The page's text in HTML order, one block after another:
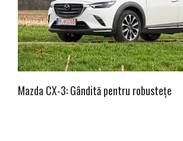
Mazda CX-3: Gândită pentru robustețe